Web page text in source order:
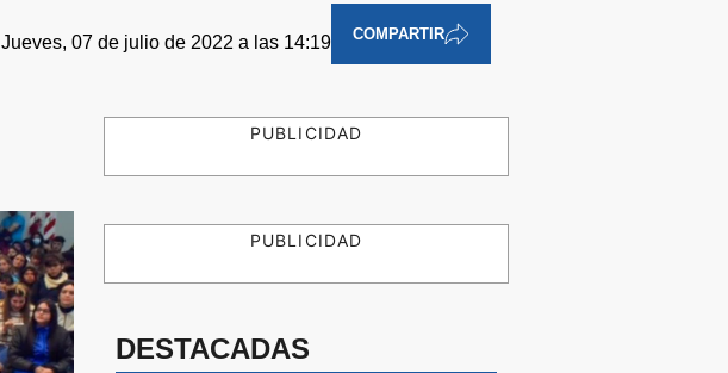
Jueves, 07 de julio de 2022 a las 14:19 COMPARTIR
PUBLICIDAD
PUBLICIDAD
DESTACADAS